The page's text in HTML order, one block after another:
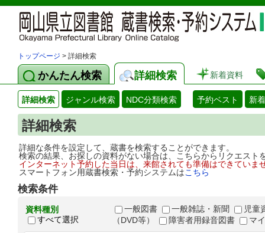
トップページ > 詳細検索
かんたん検索 詳細検索 新着資料
詳細検索 ジャンル検索 NDC分類検索 予約ベスト 新
詳細検索
詳細な条件を設定して、蔵書を検索することができます。
検索の結果、お探しの資料がない場合は、こちらからリクエス
インターネット予約した当日は、来館されても準備はできてい
スマートフォン用蔵書検索・予約システムはこちら
検索条件
資料種別
すべて選択
一般図書 一般雑誌・新聞
児童
（DVD等）
障害者用録音図書 マ